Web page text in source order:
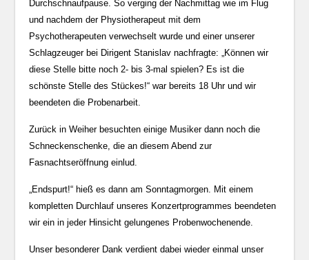
Durchschnaufpause. So verging der Nachmittag wie im Flug
und nachdem der Physiotherapeut mit dem
Psychotherapeuten verwechselt wurde und einer unserer
Schlagzeuger bei Dirigent Stanislav nachfragte: „Können wir
diese Stelle bitte noch 2- bis 3-mal spielen? Es ist die
schönste Stelle des Stückes!“ war bereits 18 Uhr und wir
beendeten die Probenarbeit.
Zurück in Weiher besuchten einige Musiker dann noch die
Schneckenschenke, die an diesem Abend zur
Fasnachtseröffnung einlud.
„Endspurt!“ hieß es dann am Sonntagmorgen. Mit einem
kompletten Durchlauf unseres Konzertprogrammes beendeten
wir ein in jeder Hinsicht gelungenes Probenwochenende.
Unser besonderer Dank verdient dabei wieder einmal unser